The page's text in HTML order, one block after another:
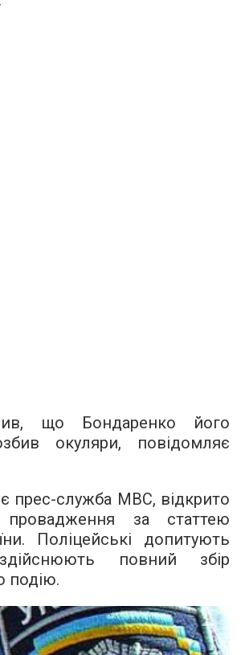
що Бондаренко його
окуляри, повідомляє
прес-служба МВС, відкрито
провадження за статтею
Поліцейські допитують
повний збір
подію.